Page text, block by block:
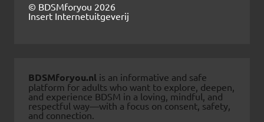
© BDSMforyou 2026
Insert Internetuitgeverij
BDSMforyou.nl is an informative and safe
platform for adults who want to explore, deepen,
and experience BDSM in a loving, mindful, and
respectful way—with a focus on consent, safety,
and connection.